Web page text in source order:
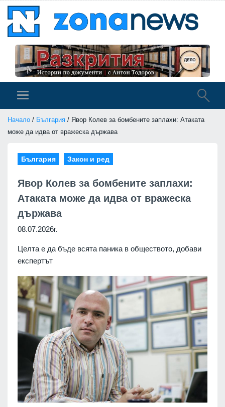
Начало / България / Явор Колев за бомбените заплахи: Атаката
може да идва от вражеска държава
България Закон и ред
Явор Колев за бомбените заплахи:
Атаката може да идва от вражеска
държава
08.07.2026г.
Целта е да бъде всята паника в обществото, добави
експертът